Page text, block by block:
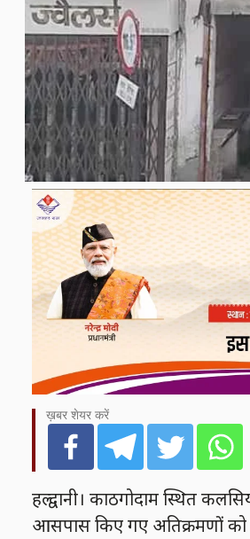
ख़बर शेयर करें
हल्द्वानी। काठगोदाम स्थित
आसपास किए गए अतिक्रमणों को